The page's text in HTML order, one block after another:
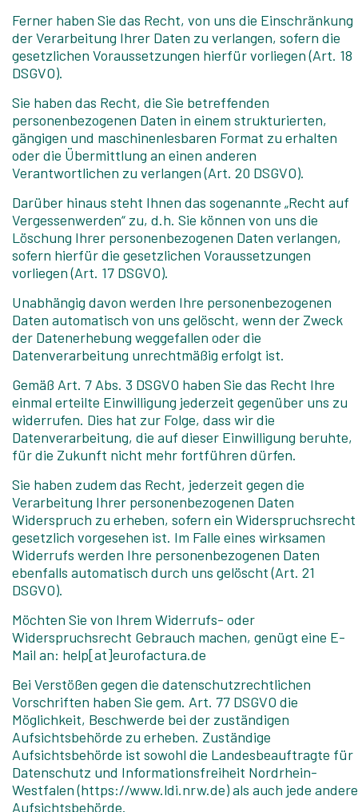
Ferner haben Sie das Recht, von uns die Einschränkung
der Verarbeitung Ihrer Daten zu verlangen, sofern die
gesetzlichen Voraussetzungen hierfür vorliegen (Art. 18
DSGVO).
Sie haben das Recht, die Sie betreffenden
personenbezogenen Daten in einem strukturierten,
gängigen und maschinenlesbaren Format zu erhalten
oder die Übermittlung an einen anderen
Verantwortlichen zu verlangen (Art. 20 DSGVO).
Darüber hinaus steht Ihnen das sogenannte „Recht auf
Vergessenwerden“ zu, d.h. Sie können von uns die
Löschung Ihrer personenbezogenen Daten verlangen,
sofern hierfür die gesetzlichen Voraussetzungen
vorliegen (Art. 17 DSGVO).
Unabhängig davon werden Ihre personenbezogenen
Daten automatisch von uns gelöscht, wenn der Zweck
der Datenerhebung weggefallen oder die
Datenverarbeitung unrechtmäßig erfolgt ist.
Gemäß Art. 7 Abs. 3 DSGVO haben Sie das Recht Ihre
einmal erteilte Einwilligung jederzeit gegenüber uns zu
widerrufen. Dies hat zur Folge, dass wir die
Datenverarbeitung, die auf dieser Einwilligung beruhte,
für die Zukunft nicht mehr fortführen dürfen.
Sie haben zudem das Recht, jederzeit gegen die
Verarbeitung Ihrer personenbezogenen Daten
Widerspruch zu erheben, sofern ein Widerspruchsrecht
gesetzlich vorgesehen ist. Im Falle eines wirksamen
Widerrufs werden Ihre personenbezogenen Daten
ebenfalls automatisch durch uns gelöscht (Art. 21
DSGVO).
Möchten Sie von Ihrem Widerrufs- oder
Widerspruchsrecht Gebrauch machen, genügt eine E-
Mail an: help[at]eurofactura.de
Bei Verstößen gegen die datenschutzrechtlichen
Vorschriften haben Sie gem. Art. 77 DSGVO die
Möglichkeit, Beschwerde bei der zuständigen
Aufsichtsbehörde zu erheben. Zuständige
Aufsichtsbehörde ist sowohl die Landesbeauftragte für
Datenschutz und Informationsfreiheit Nordrhein-
Westfalen (https://www.ldi.nrw.de) als auch jede andere
Aufsichtsbehörde.